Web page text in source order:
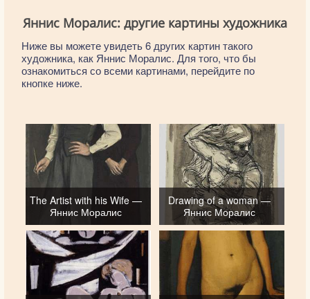
Яннис Моралис: другие картины художника
Ниже вы можете увидеть 6 других картин такого
художника, как Яннис Моралис. Для того, что бы
ознакомиться со всеми картинами, перейдите по
кнопке ниже.
The Artist with his Wife —
Яннис Моралис
Drawing of a woman —
Яннис Моралис